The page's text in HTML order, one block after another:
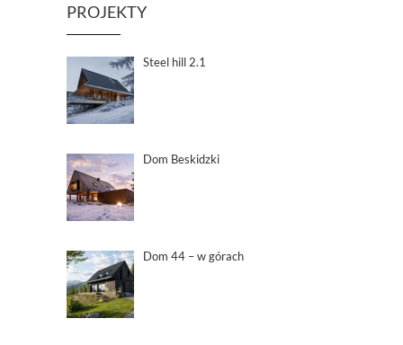
PROJEKTY
Steel hill 2.1
Dom Beskidzki
Dom 44 – w górach